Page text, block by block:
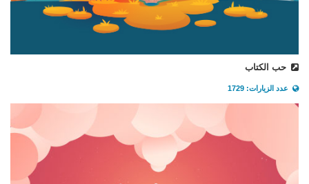
حب الكتاب
عدد الزيارات: 1729